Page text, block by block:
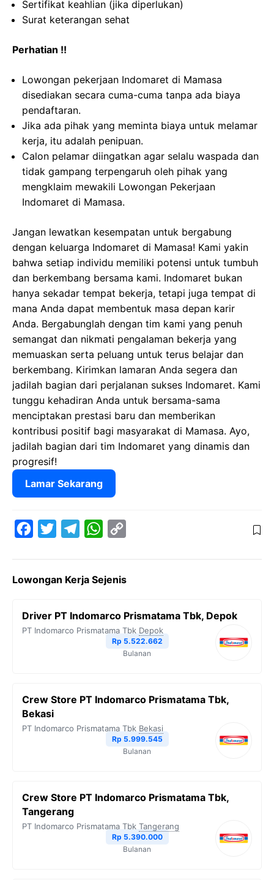
Sertifikat keahlian (jika diperlukan)
Surat keterangan sehat
Perhatian !!
Lowongan pekerjaan Indomaret di Mamasa
disediakan secara cuma-cuma tanpa ada biaya
pendaftaran.
Jika ada pihak yang meminta biaya untuk melamar
kerja, itu adalah penipuan.
Calon pelamar diingatkan agar selalu waspada dan
tidak gampang terpengaruh oleh pihak yang
mengklaim mewakili Lowongan Pekerjaan
Indomaret di Mamasa.
Jangan lewatkan kesempatan untuk bergabung
dengan keluarga Indomaret di Mamasa! Kami yakin
bahwa setiap individu memiliki potensi untuk tumbuh
dan berkembang bersama kami. Indomaret bukan
hanya sekadar tempat bekerja, tetapi juga tempat di
mana Anda dapat membentuk masa depan karir
Anda. Bergabunglah dengan tim kami yang penuh
semangat dan nikmati pengalaman bekerja yang
memuaskan serta peluang untuk terus belajar dan
berkembang. Kirimkan lamaran Anda segera dan
jadilah bagian dari perjalanan sukses Indomaret. Kami
tunggu kehadiran Anda untuk bersama-sama
menciptakan prestasi baru dan memberikan
kontribusi positif bagi masyarakat di Mamasa. Ayo,
jadilah bagian dari tim Indomaret yang dinamis dan
progresif!
Lamar Sekarang
e
o
t
e
e
r
W
t
A
y
i
n
k
Lowongan Kerja Sejenis
Driver PT Indomarco Prismatama Tbk, Depok
PT Indomarco Prismatama Tbk Depok
Rp 5.522.662
Bulanan
Crew Store PT Indomarco Prismatama Tbk,
Bekasi
PT Indomarco Prismatama Tbk Bekasi
Rp 5.999.545
Bulanan
Crew Store PT Indomarco Prismatama Tbk,
Tangerang
PT Indomarco Prismatama Tbk Tangerang
Rp 5.390.000
Bulanan